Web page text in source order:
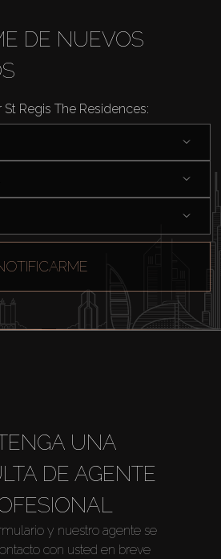
DE NUEVOS
Regis The Residences:
UNA
DE AGENTE
y nuestro agente se
con usted en breve